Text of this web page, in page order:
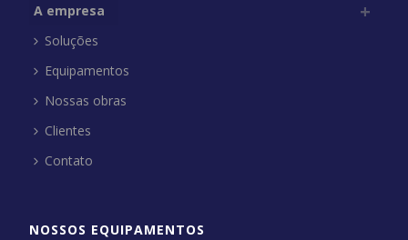
A empresa
Soluções
Equipamentos
Nossas obras
Clientes
Contato
NOSSOS EQUIPAMENTOS